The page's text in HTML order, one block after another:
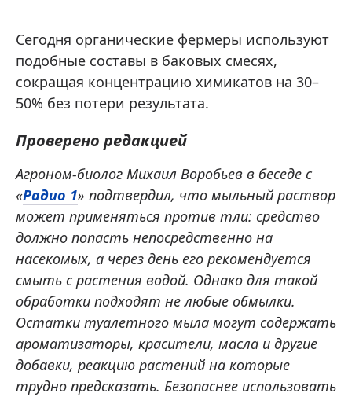
Сегодня органические фермеры используют
подобные составы в баковых смесях,
сокращая концентрацию химикатов на 30–
50% без потери результата.
Проверено редакцией
Агроном-биолог Михаил Воробьев в беседе с
«Радио 1» подтвердил, что мыльный раствор
может применяться против тли: средство
должно попасть непосредственно на
насекомых, а через день его рекомендуется
смыть с растения водой. Однако для такой
обработки подходят не любые обмылки.
Остатки туалетного мыла могут содержать
ароматизаторы, красители, масла и другие
добавки, реакцию растений на которые
трудно предсказать. Безопаснее использовать